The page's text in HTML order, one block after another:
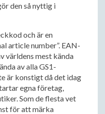
den så nyttig i
och är en
article number”. EAN-
världens mest kända
av alla GS1-
är konstigt då det idag
egna företag,
Som de flesta vet
för att märka